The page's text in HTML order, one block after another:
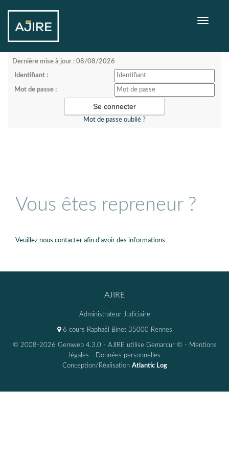
Toggle
Dernière mise à jour : 08/08/2026
Identifiant :
Mot de passe :
Mot de passe oublié ?
Vous êtes repreneur ?
Veuillez nous contacter afin d'avoir des informations
AJIRE
Administrateur Judiciaire
6 cours Raphaël Binet 35000 Rennes
© 2008-2026 Gemweb 4.3.0 - AJIRE utilise Gemarcur © - Mentions
légales - Données personnelles
Conception/Réalisation Atlantic Log